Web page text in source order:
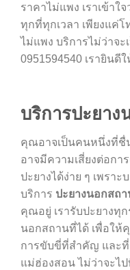
ราคาไม่แพง เราเข้า
ทุกที่ทุกเวลา เพียงแค่
ไม่แพง บริการไม่ว่าจะ
0951594540 เรายินดี
บริการปะยา
คุณอาจเป็นคนหนึ่งที่ชื่
อาจมีความเสี่ยงต่อกา
ปะยางได้ง่าย ๆ เพรา
บริการ ปะยางนอกสถ
คุณอยู่ เรารับปะยางทุ
นอกสถานที่ได้ เพื่อให้
การขับขี่ที่สำคัญ และที่
แม่ฮ่องสอน ไม่ว่าจะไ